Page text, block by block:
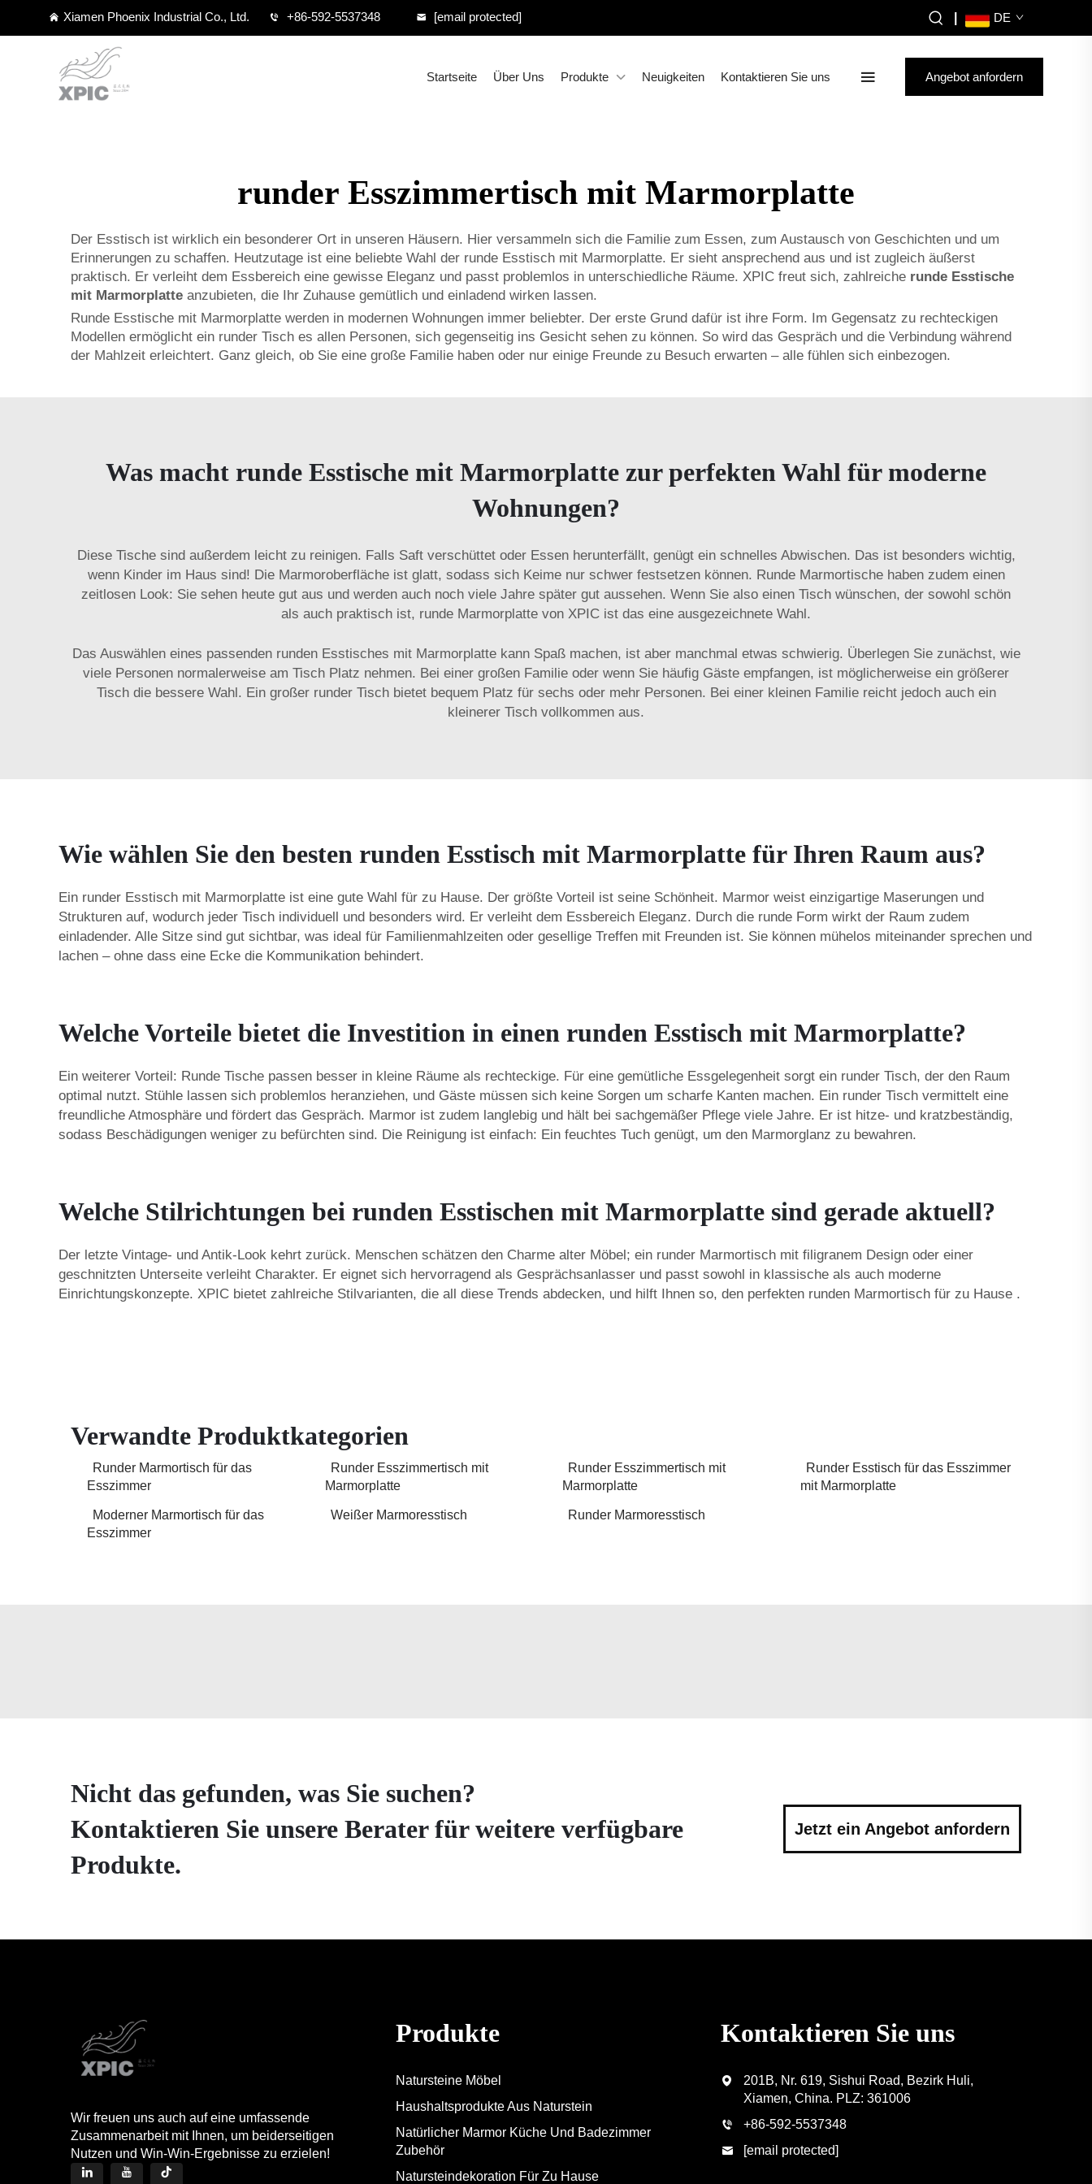
Xiamen Phoenix Industrial Co., Ltd. +86-592-5537348 [email protected] DE
Startseite Über Uns Produkte Neuigkeiten Kontaktieren Sie uns Angebot anfordern
runder Esszimmertisch mit Marmorplatte
Der Esstisch ist wirklich ein besonderer Ort in unseren Häusern. Hier versammeln sich die Familie zum Essen, zum Austausch von Geschichten und um
Erinnerungen zu schaffen. Heutzutage ist eine beliebte Wahl der runde Esstisch mit Marmorplatte. Er sieht ansprechend aus und ist zugleich äußerst
praktisch. Er verleiht dem Essbereich eine gewisse Eleganz und passt problemlos in unterschiedliche Räume. XPIC freut sich, zahlreiche runde Esstische
mit Marmorplatte anzubieten, die Ihr Zuhause gemütlich und einladend wirken lassen.
Runde Esstische mit Marmorplatte werden in modernen Wohnungen immer beliebter. Der erste Grund dafür ist ihre Form. Im Gegensatz zu rechteckigen
Modellen ermöglicht ein runder Tisch es allen Personen, sich gegenseitig ins Gesicht sehen zu können. So wird das Gespräch und die Verbindung während
der Mahlzeit erleichtert. Ganz gleich, ob Sie eine große Familie haben oder nur einige Freunde zu Besuch erwarten – alle fühlen sich einbezogen.
Was macht runde Esstische mit Marmorplatte zur perfekten Wahl für moderne
Wohnungen?
Diese Tische sind außerdem leicht zu reinigen. Falls Saft verschüttet oder Essen herunterfällt, genügt ein schnelles Abwischen. Das ist besonders wichtig,
wenn Kinder im Haus sind! Die Marmoroberfläche ist glatt, sodass sich Keime nur schwer festsetzen können. Runde Marmortische haben zudem einen
zeitlosen Look: Sie sehen heute gut aus und werden auch noch viele Jahre später gut aussehen. Wenn Sie also einen Tisch wünschen, der sowohl schön
als auch praktisch ist, runde Marmorplatte von XPIC ist das eine ausgezeichnete Wahl.
Das Auswählen eines passenden runden Esstisches mit Marmorplatte kann Spaß machen, ist aber manchmal etwas schwierig. Überlegen Sie zunächst, wie
viele Personen normalerweise am Tisch Platz nehmen. Bei einer großen Familie oder wenn Sie häufig Gäste empfangen, ist möglicherweise ein größerer
Tisch die bessere Wahl. Ein großer runder Tisch bietet bequem Platz für sechs oder mehr Personen. Bei einer kleinen Familie reicht jedoch auch ein
kleinerer Tisch vollkommen aus.
Wie wählen Sie den besten runden Esstisch mit Marmorplatte für Ihren Raum aus?
Ein runder Esstisch mit Marmorplatte ist eine gute Wahl für zu Hause. Der größte Vorteil ist seine Schönheit. Marmor weist einzigartige Maserungen und
Strukturen auf, wodurch jeder Tisch individuell und besonders wird. Er verleiht dem Essbereich Eleganz. Durch die runde Form wirkt der Raum zudem
einladender. Alle Sitze sind gut sichtbar, was ideal für Familienmahlzeiten oder gesellige Treffen mit Freunden ist. Sie können mühelos miteinander sprechen und
lachen – ohne dass eine Ecke die Kommunikation behindert.
Welche Vorteile bietet die Investition in einen runden Esstisch mit Marmorplatte?
Ein weiterer Vorteil: Runde Tische passen besser in kleine Räume als rechteckige. Für eine gemütliche Essgelegenheit sorgt ein runder Tisch, der den Raum
optimal nutzt. Stühle lassen sich problemlos heranziehen, und Gäste müssen sich keine Sorgen um scharfe Kanten machen. Ein runder Tisch vermittelt eine
freundliche Atmosphäre und fördert das Gespräch. Marmor ist zudem langlebig und hält bei sachgemäßer Pflege viele Jahre. Er ist hitze- und kratzbeständig,
sodass Beschädigungen weniger zu befürchten sind. Die Reinigung ist einfach: Ein feuchtes Tuch genügt, um den Marmorglanz zu bewahren.
Welche Stilrichtungen bei runden Esstischen mit Marmorplatte sind gerade aktuell?
Der letzte Vintage- und Antik-Look kehrt zurück. Menschen schätzen den Charme alter Möbel; ein runder Marmortisch mit filigranem Design oder einer
geschnitzten Unterseite verleiht Charakter. Er eignet sich hervorragend als Gesprächsanlasser und passt sowohl in klassische als auch moderne
Einrichtungskonzepte. XPIC bietet zahlreiche Stilvarianten, die all diese Trends abdecken, und hilft Ihnen so, den perfekten runden Marmortisch für zu Hause .
Verwandte Produktkategorien
Runder Marmortisch für das
Esszimmer
Runder Esszimmertisch mit
Marmorplatte
Runder Esszimmertisch mit
Marmorplatte
Runder Esstisch für das Esszimmer
mit Marmorplatte
Moderner Marmortisch für das
Esszimmer
Weißer Marmoresstisch Runder Marmoresstisch
Nicht das gefunden, was Sie suchen?
Kontaktieren Sie unsere Berater für weitere verfügbare
Produkte.
Jetzt ein Angebot anfordern
Wir freuen uns auch auf eine umfassende
Zusammenarbeit mit Ihnen, um beiderseitigen
Nutzen und Win-Win-Ergebnisse zu erzielen!
Produkte
Natursteine Möbel
Haushaltsprodukte Aus Naturstein
Natürlicher Marmor Küche Und Badezimmer
Zubehör
Natursteindekoration Für Zu Hause
Kontaktieren Sie uns
201B, Nr. 619, Sishui Road, Bezirk Huli,
Xiamen, China. PLZ: 361006
+86-592-5537348
[email protected]